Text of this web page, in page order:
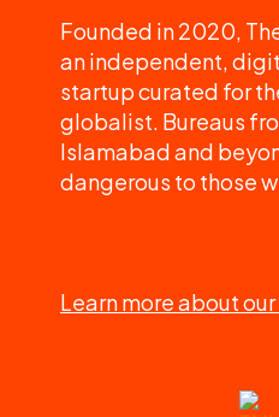
Founded in 2020,
an independent,
startup curated for
globalist. Bureaus
Islamabad and
dangerous to those
Learn more about